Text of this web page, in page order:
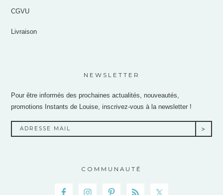
CGVU
Livraison
NEWSLETTER
Pour être informés des prochaines actualités, nouveautés,
promotions Instants de Louise, inscrivez-vous à la newsletter !
COMMUNAUTÉ